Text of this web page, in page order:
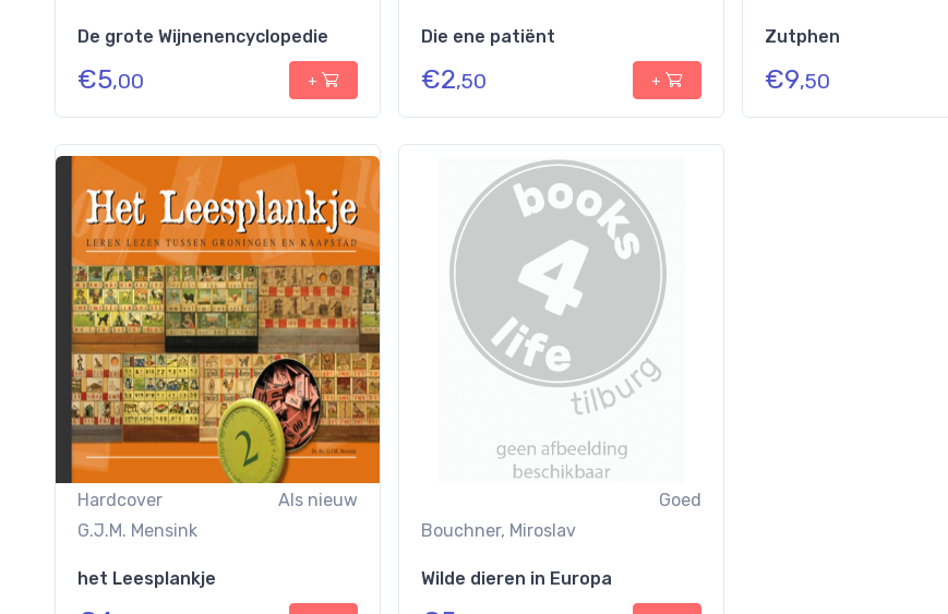
De grote Wijnenencyclopedie
€5,00 +
Die ene patiënt
€2,50 +
Zutphen
€9,50
Hardcover
Als nieuw
G.J.M. Mensink
het Leesplankje
Goed
Bouchner, Miroslav
Wilde dieren in Europa